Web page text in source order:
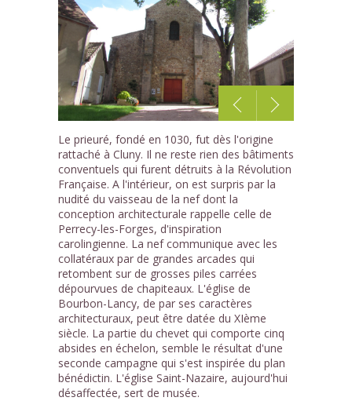
carnet
1 /3
Le prieuré, fondé en 1030, fut dès l'origine
rattaché à Cluny. Il ne reste rien des bâtiments
conventuels qui furent détruits à la Révolution
Française. A l'intérieur, on est surpris par la
nudité du vaisseau de la nef dont la
conception architecturale rappelle celle de
Perrecy-les-Forges, d'inspiration
carolingienne. La nef communique avec les
collatéraux par de grandes arcades qui
retombent sur de grosses piles carrées
dépourvues de chapiteaux. L'église de
Bourbon-Lancy, de par ses caractères
architecturaux, peut être datée du XIème
siècle. La partie du chevet qui comporte cinq
absides en échelon, semble le résultat d'une
seconde campagne qui s'est inspirée du plan
bénédictin. L'église Saint-Nazaire, aujourd'hui
désaffectée, sert de musée.